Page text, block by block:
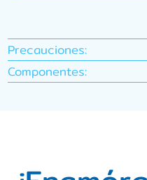
Precauciones:
Componentes: